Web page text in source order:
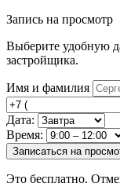
Запись на просмотр
Выберите удобную
застройщика.
Имя и фамилия
Дата:
Время:
Записаться на
Это бесплатно.